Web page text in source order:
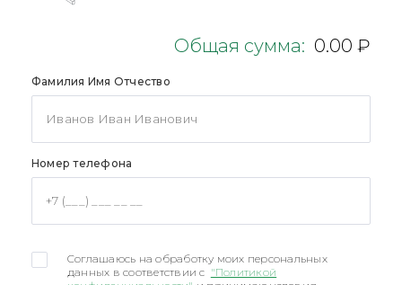
Общая сумма: 0.00 ₽
Фамилия Имя Отчество
Номер телефона
Соглашаюсь на обработку моих персональных
данных в соответствии с "Политикой